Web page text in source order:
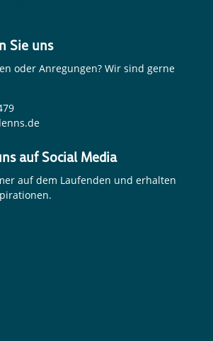
Sie uns
oder Anregungen? Wir sind gerne
auf Social Media
auf dem Laufenden und erhalten